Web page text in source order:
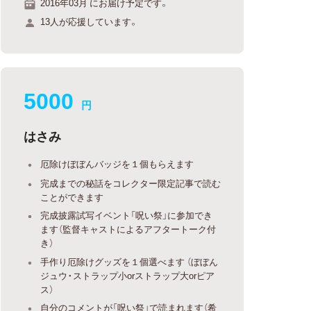
13人が応援しています。
5000 円
はさみ
厄除けぼぼんバッジを１個もらえます
完成までの秘話をコレクター限定記事で読む
ことができます
完成披露試写イベント「呪い祭」に参加でき
ます（監督キャストによるアフタートーク付
き）
手作り厄除けグッズを１個選べます （ぼぼん
ジュウ・ストラップ小orストラップ大orピア
ス）
自分のコメントが「呪い祭」で読まれます（希